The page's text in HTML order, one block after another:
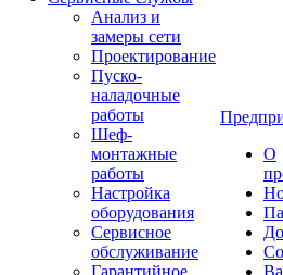
Анализ и
замеры сети
Проектирование
Пуско-
наладочные
работы
Шеф-
монтажные
работы
Настройка
оборудования
Сервисное
обслуживание
Гарантийное
О